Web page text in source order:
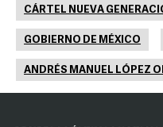
CÁRTEL NUEVA
GOBIERNO DE MÉXICO
ANDRÉS MANUEL LÓPEZ